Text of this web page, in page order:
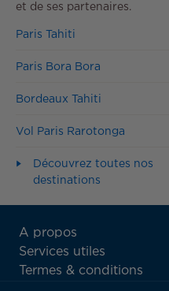
et de ses partenaires.
Paris Tahiti
Paris Bora Bora
Bordeaux Tahiti
Vol Paris Rarotonga
Découvrez toutes nos
destinations
ATN:
Footer
menu
A propos
Services utiles
Termes & conditions